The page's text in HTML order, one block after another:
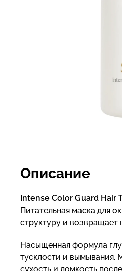
Описание
Intense Color Guard Hair
Питательная маска для
структуру и возвращает
Насыщенная формула
тусклости и вымывания.